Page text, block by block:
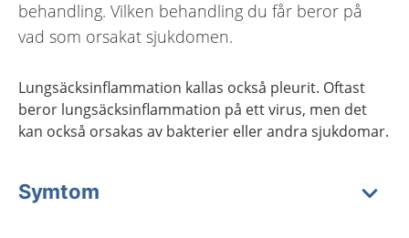
behandling. Vilken behandling du får beror på
vad som orsakat sjukdomen.
Lungsäcksinflammation kallas också pleurit. Oftast
beror lungsäcksinflammation på ett virus, men det
kan också orsakas av bakterier eller andra sjukdomar.
Symtom